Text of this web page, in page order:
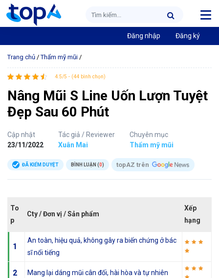
Đăng nhập Đăng ký
Trang chủ /Thẩm mỹ mũi /
4.5/5 - (44 bình chọn)
Nâng Mũi S Line Uốn Lượn Tuyệt
Đẹp Sau 60 Phút
Cập nhật
23/11/2022
Tác giả / Reviewer
Xuân Mai
Chuyên mục
Thẩm mỹ mũi
ĐÃ KIỂM DUYỆT BÌNH LUẬN (0) topAZ trên
To
p
Cty / Đơn vị / Sản phẩm
Xếp
hạng
1
An toàn, hiệu quả, không gây ra biến chứng ở bác
sĩ nổi tiếng
2 Mang lại dáng mũi cân đối, hài hòa và tự nhiên